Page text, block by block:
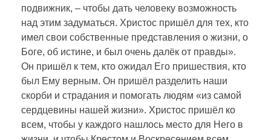
подвижник, – чтобы дать человеку возможность
над этим задуматься. Христос пришёл для тех, кто
имел свои собственные представления о жизни, о
Боге, об истине, и был очень далёк от правды».
Он пришёл к тем, кто ожидал Его пришествия, кто
был Ему верным. Он пришёл разделить наши
скорби и страдания и помогать людям «из самой
сердцевины нашей жизни». Христос пришёл ко
всем, чтобы у каждого нашлось место для Него в